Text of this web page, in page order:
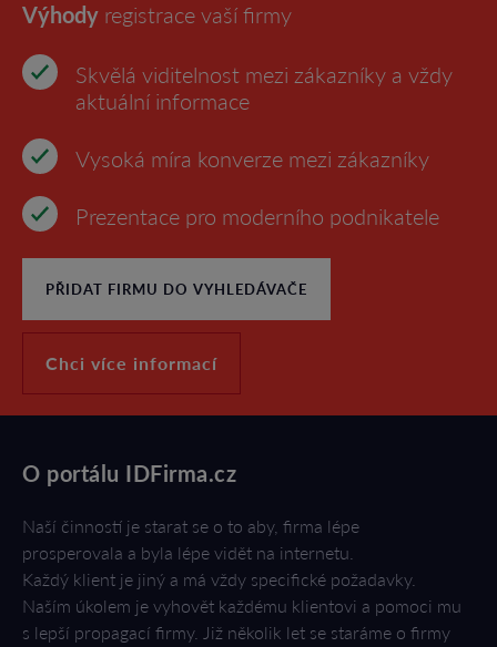
Výhody registrace vaší firmy
Skvělá viditelnost mezi zákazníky a vždy
aktuální informace
Vysoká míra konverze mezi zákazníky
Prezentace pro moderního podnikatele
PŘIDAT FIRMU DO VYHLEDÁVAČE
Chci více informací
O portálu IDFirma.cz
Naší činností je starat se o to aby, firma lépe
prosperovala a byla lépe vidět na internetu.
Každý klient je jiný a má vždy specifické požadavky.
Naším úkolem je vyhovět každému klientovi a pomoci mu
s lepší propagací firmy. Již několik let se staráme o firmy